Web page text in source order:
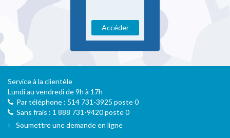
Accéder
Service à la clientèle
Lundi au vendredi de 9h à 17h
Par téléphone : 514 731-3925 poste 0
Sans frais : 1 888 731-9420 poste 0
Soumettre une demande en ligne